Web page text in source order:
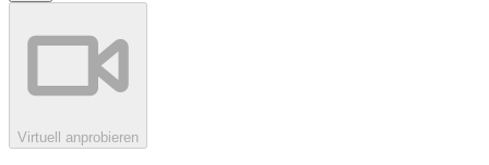
Virtuell anprobieren